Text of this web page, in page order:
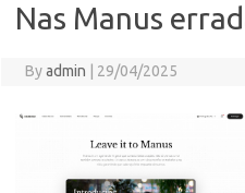
Nas Manus
Byadmin 29/04/2025